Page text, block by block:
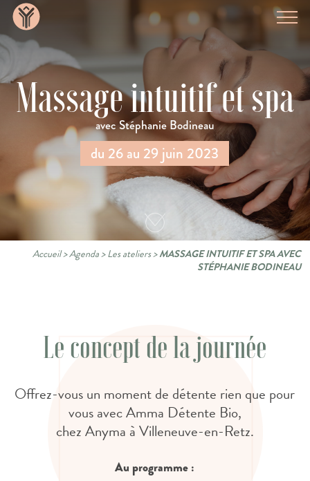
Massage intuitif et spa
avec Stéphanie Bodineau
du 26 au 29 juin 2023
Accueil>Agenda>Les ateliers>MASSAGE INTUITIF ET SPA AVEC
STÉPHANIE BODINEAU
Le concept de la journée
Offrez-vous un moment de détente rien que pour
vous avec Amma Détente Bio,
chez Anyma à Villeneuve-en-Retz.
Au programme :